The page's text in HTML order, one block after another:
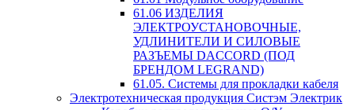
61.06 ИЗДЕЛИЯ
ЭЛЕКТРОУСТАНОВОЧНЫЕ,
УДЛИНИТЕЛИ И СИЛОВЫЕ
РАЗЪЕМЫ DACCORD (ПОД
БРЕНДОМ LEGRAND)
61.05. Системы для прокладки кабеля
Электротехническая продукция Систэм Электрик